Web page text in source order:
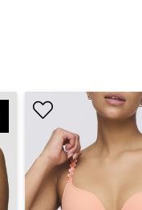
(Influencer Pink)